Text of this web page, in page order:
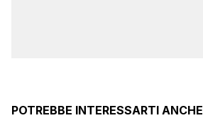
POTREBBE INTERESSARTI ANCHE